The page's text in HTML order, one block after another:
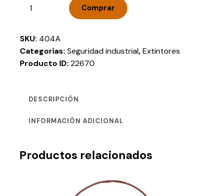
Comprar
SKU: 404A
Categorías: Seguridad industrial,Extintores
Producto ID: 22670
DESCRIPCIÓN
INFORMACIÓN ADICIONAL
Productos relacionados